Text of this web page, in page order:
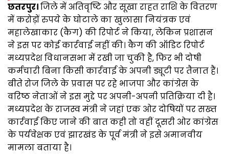
छतरपुर।जिले में अतिवृष्टि और सूखा राहत राशि के वितरण
में करोड़ों रुपये के घोटाले का खुलासा नियंत्रक एवं
महालेखाकार (कैग) की रिपोर्ट ने किया, लेकिन प्रशासन
ने इस पर कोई कार्रवाई नहीं की। कैग की ऑडिट रिपोर्ट
मध्यप्रदेश विधानसभा में रखी जा चुकी है, फिर भी दोषी
कर्मचारी बिना किसी कार्रवाई के अपनी ड्यूटी पर तैनात हैं।
बीते रोज जिले के प्रवास पर रहे भाजपा और कांग्रेस के
वरिष्ठ नेताओं ने इस मुद्दे पर अपनी-अपनी प्रतिक्रिया दी है।
मध्यप्रदेश के राजस्व मंत्री ने जहां एक ओर दोषियों पर सख्त
कार्रवाई किए जाने की बात कही तो वहीं दूसरी ओर कांग्रेस
के पर्यवेक्षक एवं झारखंड के पूर्व मंत्री ने इसे अमानवीय
मामला बताया है।